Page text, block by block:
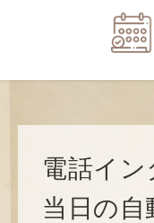
電話イ
当日の自